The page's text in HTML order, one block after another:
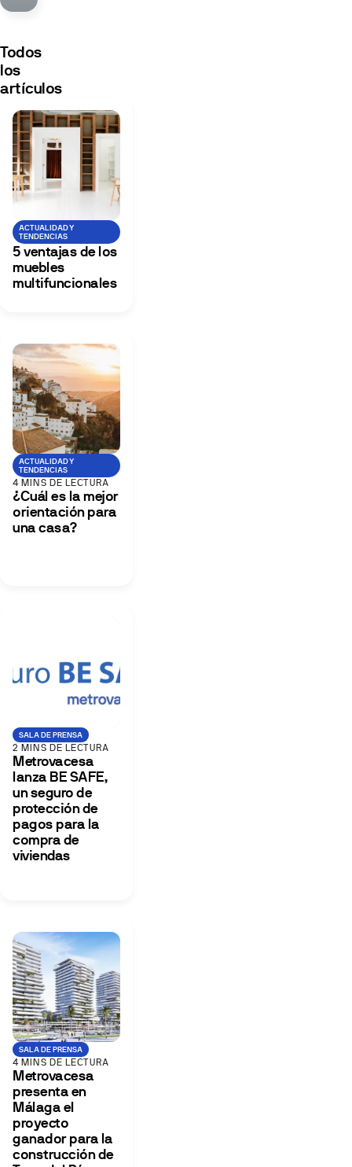
Todos
los
artículos
ACTUALIDAD Y
TENDENCIAS
5 ventajas de los
muebles
multifuncionales
ACTUALIDAD Y
TENDENCIAS
4 MINS DE LECTURA
¿Cuál es la mejor
orientación para
una casa?
SALA DE PRENSA
2 MINS DE LECTURA
Metrovacesa
lanza BE SAFE,
un seguro de
protección de
pagos para la
compra de
viviendas
SALA DE PRENSA
4 MINS DE LECTURA
Metrovacesa
presenta en
Málaga el
proyecto
ganador para la
construcción de